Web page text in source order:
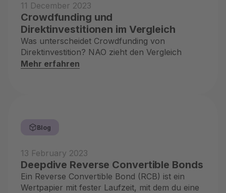
11 December 2023
Crowdfunding und
Direktinvestitionen im Vergleich
Was unterscheidet Crowdfunding von
Direktinvestition? NAO zieht den Vergleich
Mehr erfahren
Blog
13 February 2023
Deepdive Reverse Convertible Bonds
Ein Reverse Convertible Bond (RCB) ist ein
Wertpapier mit fester Laufzeit, mit dem du eine